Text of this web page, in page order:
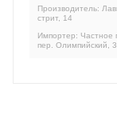
Производитель:
стрит, 14
Импортер: Частное
пер. Олимпийский,